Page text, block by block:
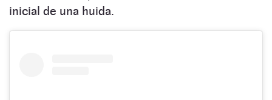
inicial de una huida.